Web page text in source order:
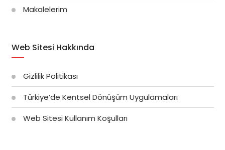
Makalelerim
Web Sitesi Hakkında
Gizlilik Politikası
Türkiye’de Kentsel Dönüşüm Uygulamaları
Web Sitesi Kullanım Koşulları